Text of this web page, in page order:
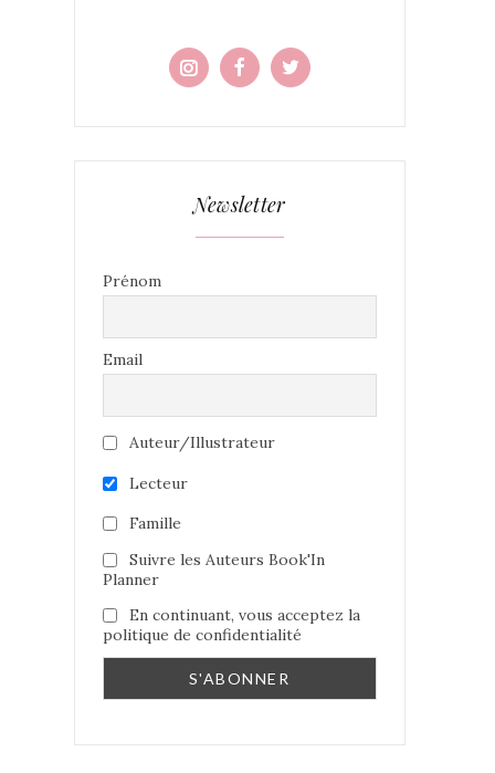
Newsletter
Prénom
Email
Auteur/Illustrateur
Lecteur
Famille
Suivre les Auteurs Book'In
Planner
En continuant, vous acceptez la
politique de confidentialité